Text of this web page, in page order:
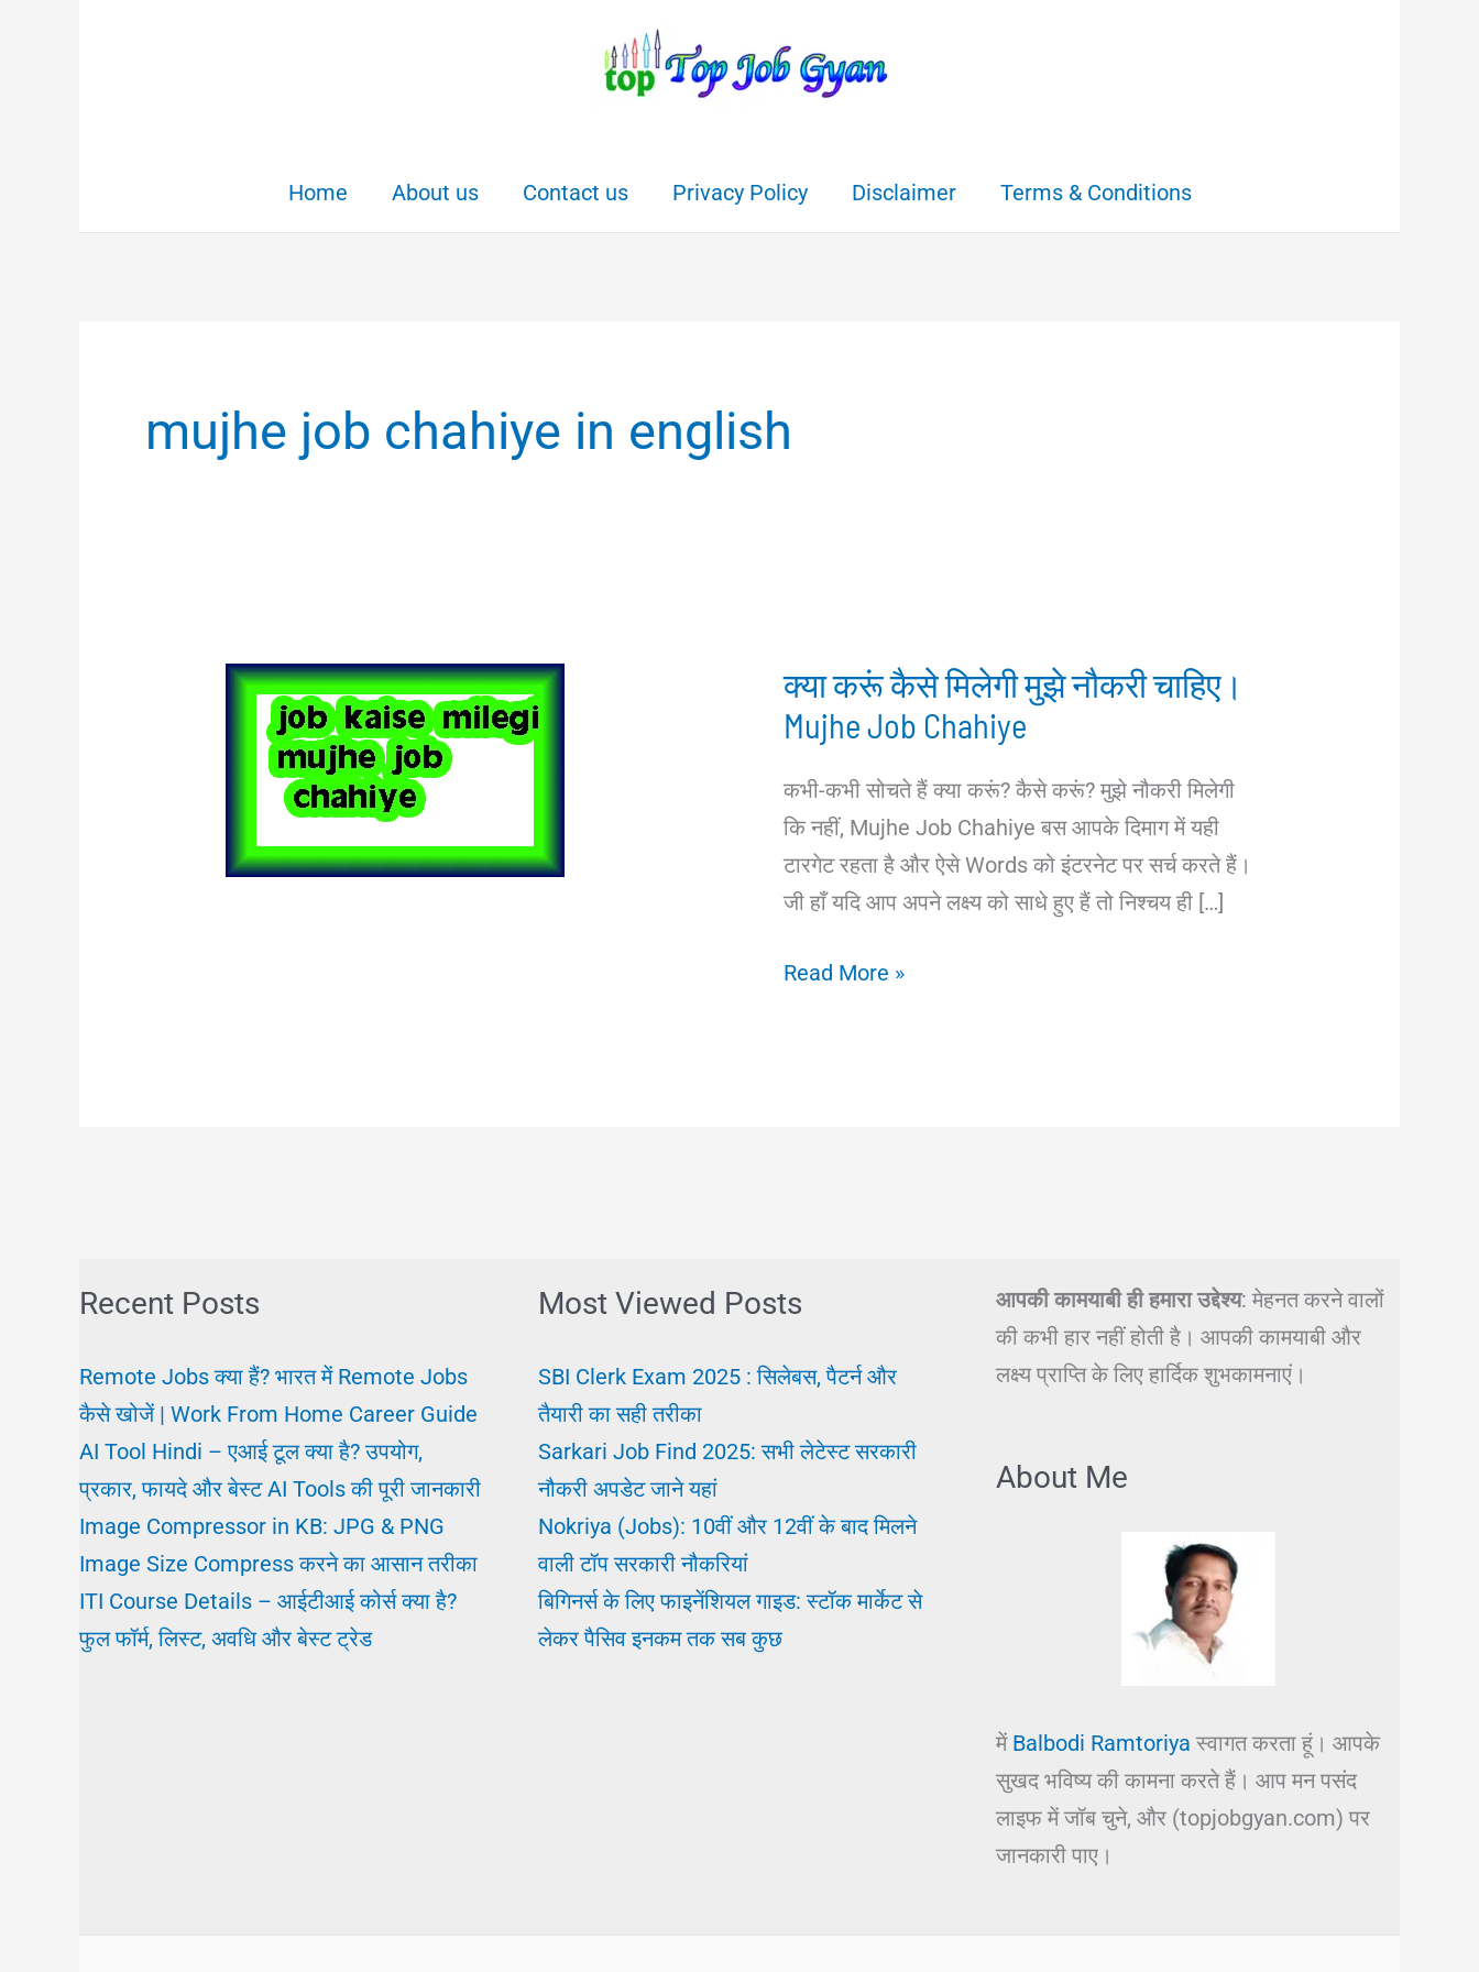
Home About us Contact us Privacy Policy Disclaimer Terms & Conditions
mujhe job chahiye in english
क्या करूं कैसे मिलेगी मुझे नौकरी चाहिए।
Mujhe Job Chahiye
कभी-कभी सोचते हैं क्या करूं? कैसे करूं? मुझे नौकरी मिलेगी
कि नहीं, Mujhe Job Chahiye बस आपके दिमाग में यही
टारगेट रहता है और ऐसे Words को इंटरनेट पर सर्च करते हैं।
जी हाँ यदि आप अपने लक्ष्य को साधे हुए हैं तो निश्चय ही […]
क्या
Chahiye
Read More »
Recent Posts
Remote Jobs क्या हैं? भारत में Remote Jobs
कैसे खोजें | Work From Home Career Guide
AI Tool Hindi – एआई टूल क्या है? उपयोग,
प्रकार, फायदे और बेस्ट AI Tools की पूरी जानकारी
Image Compressor in KB: JPG & PNG
Image Size Compress करने का आसान तरीका
ITI Course Details – आईटीआई कोर्स क्या है?
फुल फॉर्म, लिस्ट, अवधि और बेस्ट ट्रेड
Most Viewed Posts
SBI Clerk Exam 2025 : सिलेबस, पैटर्न और
तैयारी का सही तरीका
Sarkari Job Find 2025: सभी लेटेस्ट सरकारी
नौकरी अपडेट जाने यहां
Nokriya (Jobs): 10वीं और 12वीं के बाद मिलने
वाली टॉप सरकारी नौकरियां
बिगिनर्स के लिए फाइनेंशियल गाइड: स्टॉक मार्केट से
लेकर पैसिव इनकम तक सब कुछ
आपकी कामयाबी ही हमारा उद्देश्य: मेहनत करने वालों
की कभी हार नहीं होती है। आपकी कामयाबी और
लक्ष्य प्राप्ति के लिए हार्दिक शुभकामनाएं।
About Me
में Balbodi Ramtoriya स्वागत करता हूं। आपके
सुखद भविष्य की कामना करते हैं। आप मन पसंद
लाइफ में जॉब चुने, और (topjobgyan.com) पर
जानकारी पाए।